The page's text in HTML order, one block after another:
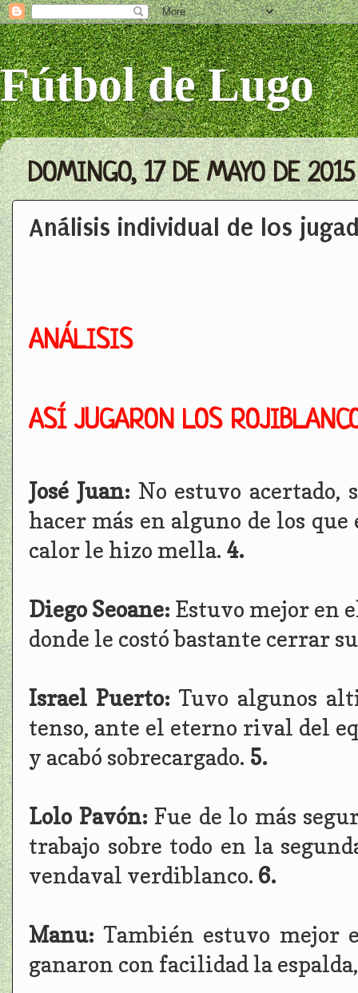
Fútbol de Lugo
DOMINGO, 17 DE MAYO DE 2015
Análisis individual de los
ANÁLISIS
ASÍ JUGARON LOS
José Juan: No estuvo acertado,
hacer más en alguno de los
calor le hizo mella. 4.
Diego Seoane: Estuvo mejor en
donde le costó bastante cerrar
Israel Puerto:Tuvo algunos
tenso, ante el eterno rival del
y acabó sobrecargado. 5.
Lolo Pavón: Fue de lo más
trabajo sobre todo en la
vendaval verdiblanco. 6.
Manu:También estuvo mejor
ganaron con facilidad la